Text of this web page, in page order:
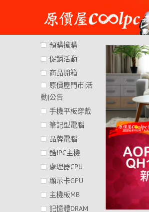
content
預購搶購
促銷活動
商品開箱
原價屋門市|活
動|公告
手機平板穿戴
筆記型電腦
品牌電腦
酷!PC主機
處理器CPU
顯示卡GPU
主機板MB
記憶體DRAM